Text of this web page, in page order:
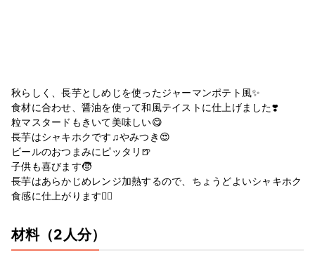
秋らしく、長芋としめじを使ったジャーマンポテト風✨
食材に合わせ、醤油を使って和風テイストに仕上げました❣️
粒マスタードもきいて美味しい😋
長芋はシャキホクです♫やみつき😍
ビールのおつまみにピッタリ🍺
子供も喜びます🧒
長芋はあらかじめレンジ加熱するので、ちょうどよいシャキホク
食感に仕上がります🙆‍♀️
材料（2人分）